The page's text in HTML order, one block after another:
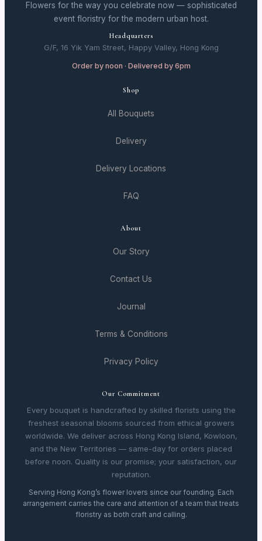
Flowers for the way you celebrate now — sophisticated
event floristry for the modern urban host.
Headquarters
G/F, 16 Yik Yam Street, Happy Valley, Hong Kong
Order by noon · Delivered by 6pm
Shop
All Bouquets
Delivery
Delivery Locations
FAQ
About
Our Story
Contact Us
Journal
Terms & Conditions
Privacy Policy
Our Commitment
Every bouquet is handcrafted by skilled florists using the
freshest seasonal blooms sourced from ethical growers
worldwide. We deliver across Hong Kong Island, Kowloon,
and the New Territories — same-day for orders placed
before noon. Quality is our promise; your satisfaction, our
reputation.
Serving Hong Kong’s flower lovers since our founding. Each
arrangement carries the care and attention of a team that treats
floristry as both craft and calling.